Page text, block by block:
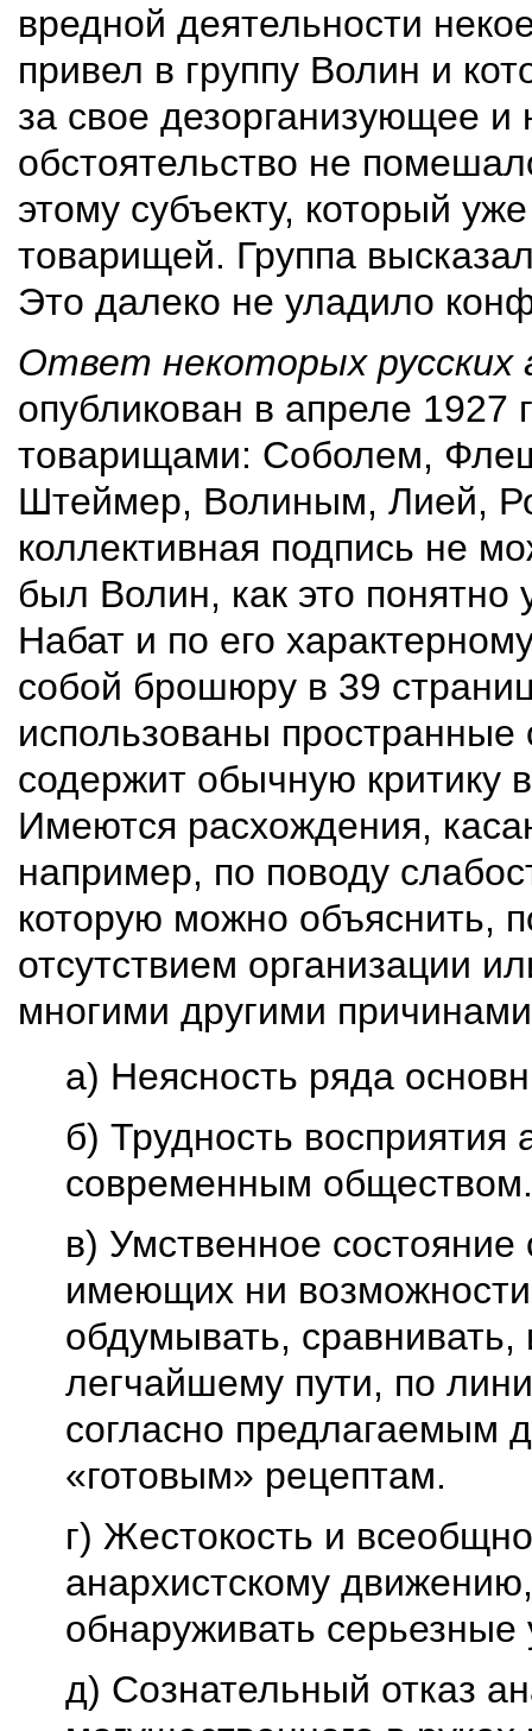
вредной деятельности
привел в группу Волин и
за свое дезорганизующее и
обстоятельство не
этому субъекту, который
товарищей. Группа
Это далеко не уладило
Ответ некоторых
опубликован в апреле 1927
товарищами: Соболем,
Штеймер, Волиным, Лией,
коллективная подпись не
был Волин, как это
Набат и по его
собой брошюру в 39
использованы пространные
содержит обычную критику
Имеются расхождения,
например, по поводу
которую можно объяснить,
отсутствием организации
многими другими
а) Неясность ряда
б) Трудность восприятия
современным обществом.
в) Умственное
имеющих ни
обдумывать,
легчайшему пути, по
согласно предлагаемым
«готовым» рецептам.
г) Жестокость и
анархистскому
обнаруживать серьезные
д) Сознательный отказ